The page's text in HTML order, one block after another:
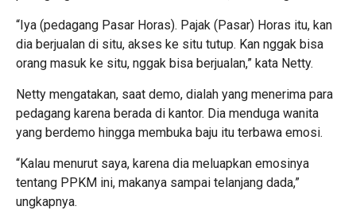
“Iya (pedagang Pasar Horas). Pajak (Pasar) Horas itu, kan
dia berjualan di situ, akses ke situ tutup. Kan nggak bisa
orang masuk ke situ, nggak bisa berjualan,” kata Netty.
Netty mengatakan, saat demo, dialah yang menerima para
pedagang karena berada di kantor. Dia menduga wanita
yang berdemo hingga membuka baju itu terbawa emosi.
“Kalau menurut saya, karena dia meluapkan emosinya
tentang PPKM ini, makanya sampai telanjang dada,”
ungkapnya.